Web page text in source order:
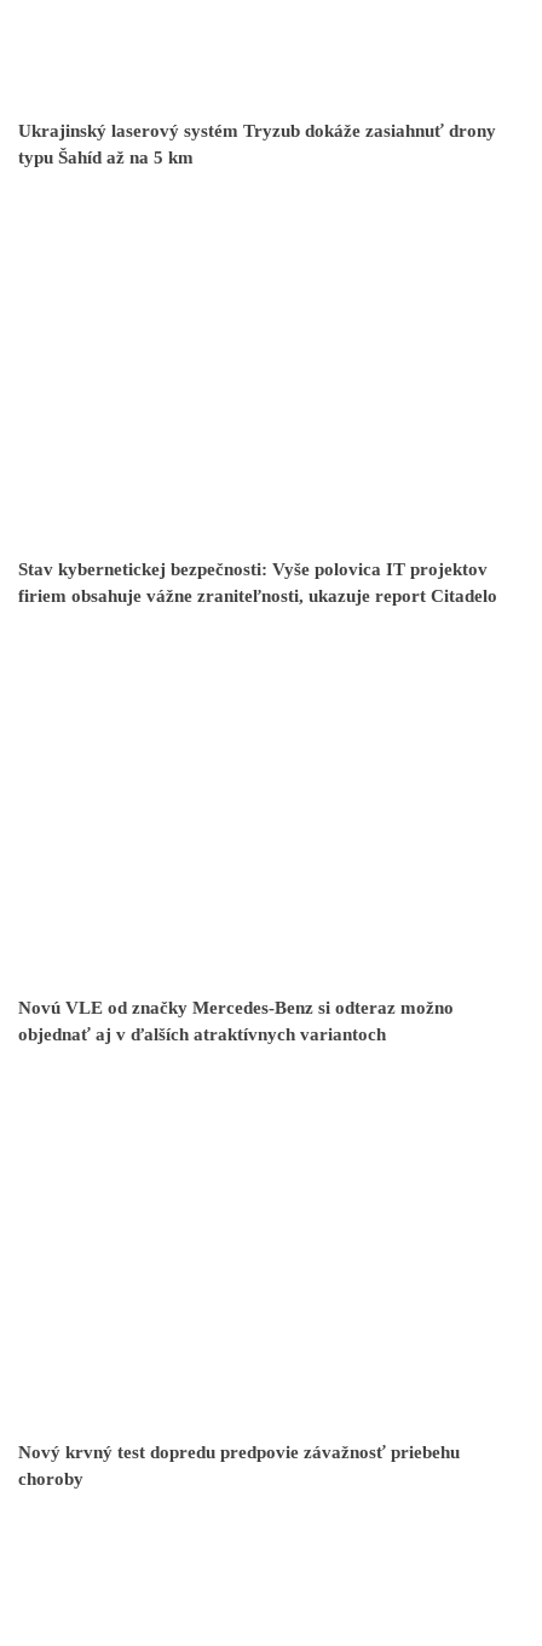
Ukrajinský laserový systém Tryzub dokáže zasiahnuť drony
typu Šahíd až na 5 km
Stav kybernetickej bezpečnosti: Vyše polovica IT projektov
firiem obsahuje vážne zraniteľnosti, ukazuje report Citadelo
Novú VLE od značky Mercedes-Benz si odteraz možno
objednať aj v ďalších atraktívnych variantoch
Nový krvný test dopredu predpovie závažnosť priebehu
choroby